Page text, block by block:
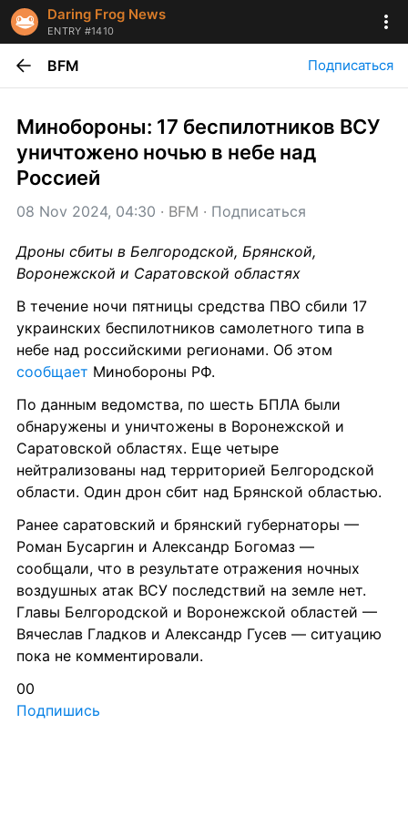
Daring Frog News
ENTRY #1410
BFM Подписаться
Минобороны: 17 беспилотников ВСУ
уничтожено ночью в небе над
Россией
08 Nov 2024, 04:30 · BFM · Подписаться
Дроны сбиты в Белгородской, Брянской,
Воронежской и Саратовской областях
В течение ночи пятницы средства ПВО сбили 17
украинских беспилотников самолетного типа в
сообщает Минобороны РФ.
По данным ведомства, по шесть БПЛА были
обнаружены и уничтожены в Воронежской и
Саратовской областях. Еще четыре
нейтрализованы над территорией Белгородской
области. Один дрон сбит над Брянской областью.
Ранее саратовский и брянский губернаторы —
Роман Бусаргин и Александр Богомаз —
сообщали, что в результате отражения ночных
воздушных атак ВСУ последствий на земле нет.
Главы Белгородской и Воронежской областей —
Вячеслав Гладков и Александр Гусев — ситуацию
пока не комментировали.
00
Подпишись